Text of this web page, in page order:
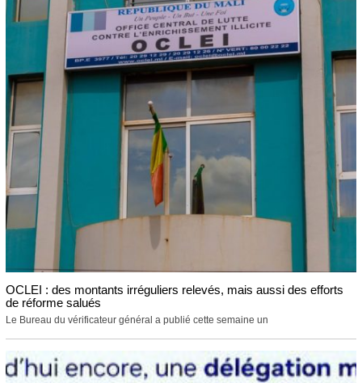
OCLEI : des montants irréguliers relevés, mais aussi des efforts
de réforme salués
Le Bureau du vérificateur général a publié cette semaine un